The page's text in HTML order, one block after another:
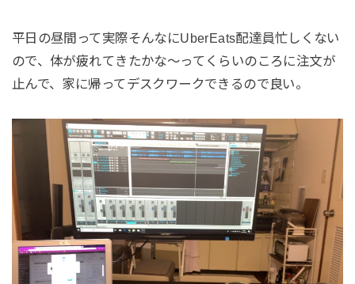
平日の昼間って実際そんなにUberEats配達員忙しくない
ので、体が疲れてきたかな〜ってくらいのころに注文が
止んで、家に帰ってデスクワークできるので良い。